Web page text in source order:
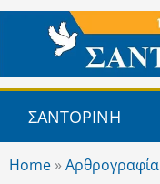
Μετάβαση
περιεχόμενο
ΣΑΝΤΟΡΙΝΗ
Home »Αρθρογραφία